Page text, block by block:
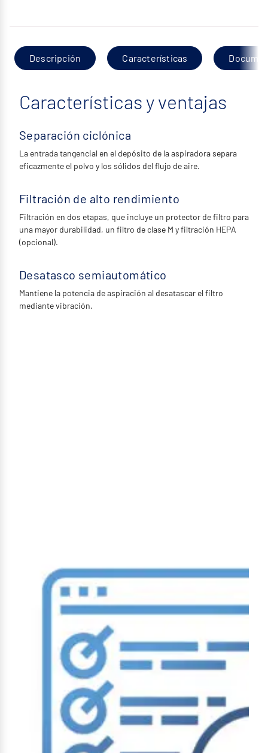
Descripción Características
Características y ventajas
Separación ciclónica
La entrada tangencial en el depósito de la aspiradora separa
eficazmente el polvo y los sólidos del flujo de aire.
Filtración de alto rendimiento
Filtración en dos etapas, que incluye un protector de filtro para
una mayor durabilidad, un filtro de clase M y filtración HEPA
(opcional).
Desatasco semiautomático
Mantiene la potencia de aspiración al desatascar el filtro
mediante vibración.